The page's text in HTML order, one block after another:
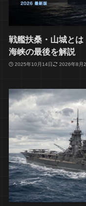
戦艦扶桑・山城と
海峡の最後を解説
2025年10月14日 2026年8月